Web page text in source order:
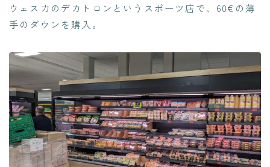
ウェスカのデカトロンというスポーツ店で、60€の薄
手のダウンを購入。